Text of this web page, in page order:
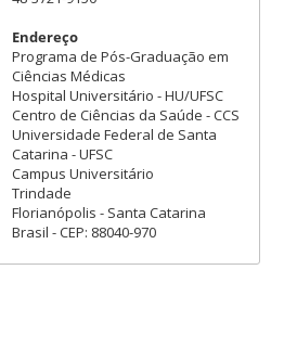
Endereço
Programa de Pós-Graduação em
Ciências Médicas
Hospital Universitário - HU/UFSC
Centro de Ciências da Saúde - CCS
Universidade Federal de Santa
Catarina - UFSC
Campus Universitário
Trindade
Florianópolis - Santa Catarina
Brasil - CEP: 88040-970